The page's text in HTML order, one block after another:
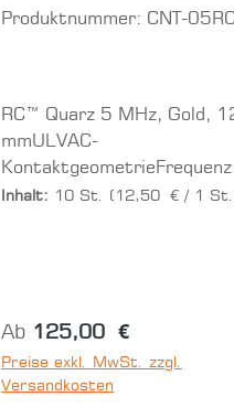
Produktnummer: CNT-
RC™ Quarz 5 MHz, Gold,
mmULVAC-
4.990-5.000
Stück)
Inhalt: 10 St. (12,50 € / 1
Regulärer Preis:
Ab 125,00 €
Preise exkl. MwSt. zzgl.
Versandkosten